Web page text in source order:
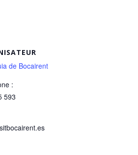
de Bocairent
:
593